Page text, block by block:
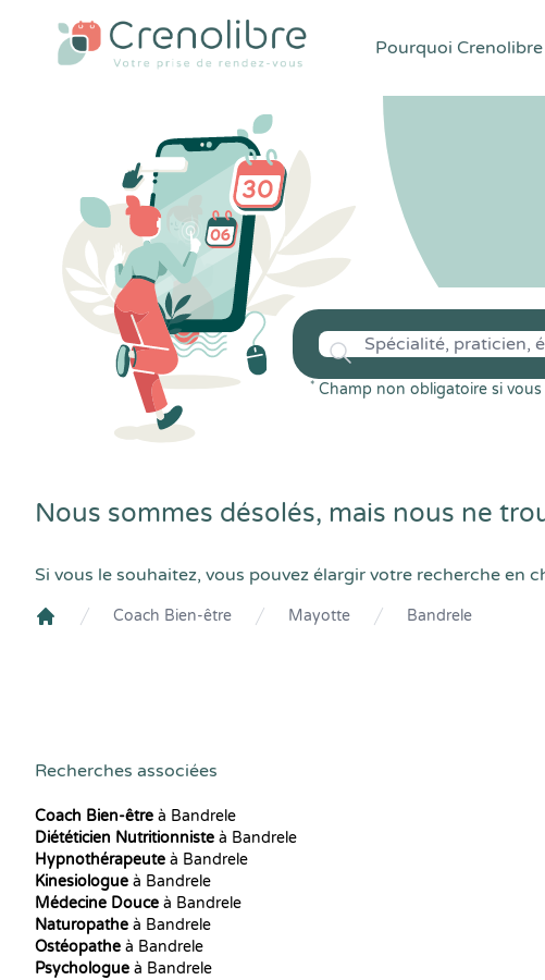
Pourquoi Crenolibre
* Champ non obligatoire si
Nous sommes désolés, mais nous ne
Si vous le souhaitez, vous pouvez élargir votre recherche en
Coach Bien-être Mayotte Bandrele
Recherches associées
Coach Bien-être à Bandrele
Diététicien Nutritionniste à Bandrele
Hypnothérapeute à Bandrele
Kinesiologue à Bandrele
Médecine Douce à Bandrele
Naturopathe à Bandrele
Ostéopathe à Bandrele
Psychologue à Bandrele